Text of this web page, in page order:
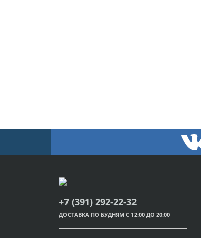
+7 (391) 292-22-32
ДОСТАВКА ПО БУДНЯМ С 12:00 ДО 20:00